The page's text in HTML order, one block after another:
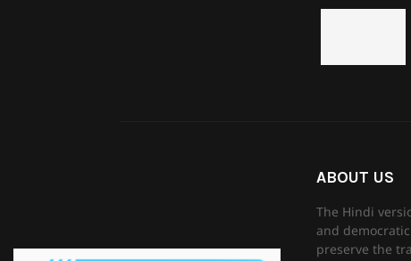
ABOUT US
The Hindi
and
preserve the